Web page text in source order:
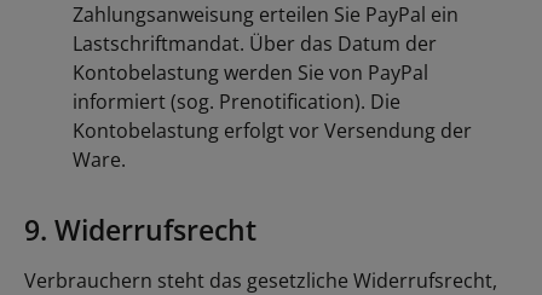
Zahlungsanweisung erteilen Sie PayPal ein
Lastschriftmandat. Über das Datum der
Kontobelastung werden Sie von PayPal
informiert (sog. Prenotification). Die
Kontobelastung erfolgt vor Versendung der
Ware.
9. Widerrufsrecht
Verbrauchern steht das gesetzliche Widerrufsrecht,